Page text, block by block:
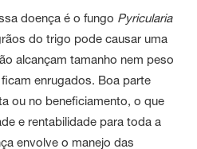
doença é o fungo Pyricularia
do trigo pode causar uma
alcançam tamanho nem peso
enrugados. Boa parte
ou no beneficiamento, o que
e rentabilidade para toda a
envolve o manejo das